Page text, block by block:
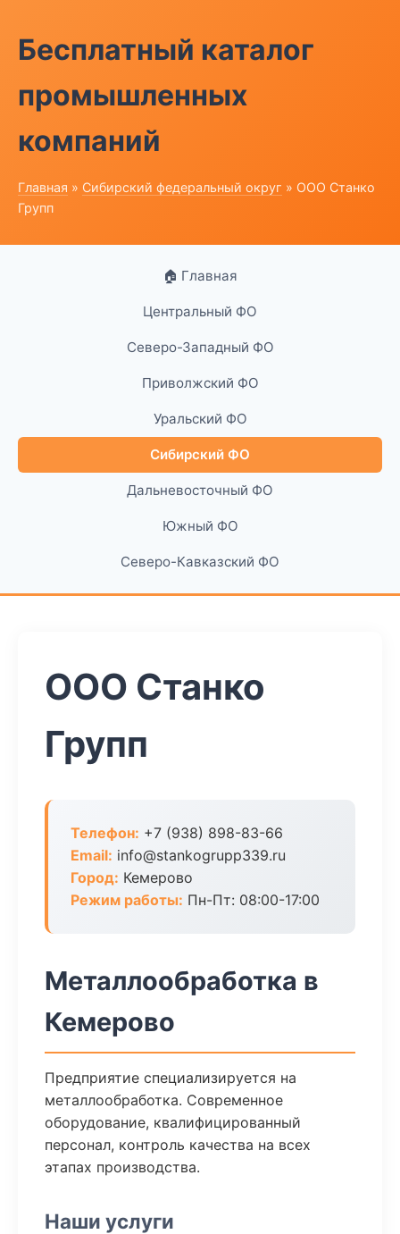
Бесплатный каталог
промышленных
компаний
Главная » Сибирский федеральный округ » ООО Станко
Групп
🏠 Главная
Центральный ФО
Северо-Западный ФО
Приволжский ФО
Уральский ФО
Сибирский ФО
Дальневосточный ФО
Южный ФО
Северо-Кавказский ФО
ООО Станко
Групп
Телефон: +7 (938) 898-83-66
Email: info@stankogrupp339.ru
Город: Кемерово
Режим работы: Пн-Пт: 08:00-17:00
Металлообработка в
Кемерово
Предприятие специализируется на
металлообработка. Современное
оборудование, квалифицированный
персонал, контроль качества на всех
этапах производства.
Наши услуги